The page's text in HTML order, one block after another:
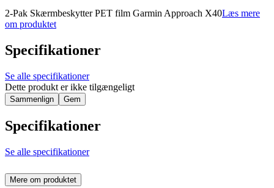
2-Pak Skærmbeskytter PET film Garmin Approach X40Læs mere
om produktet
Specifikationer
Se alle specifikationer
Dette produkt er ikke tilgængeligt
Sammenlign Gem
Specifikationer
Se alle specifikationer
Mere om produktet